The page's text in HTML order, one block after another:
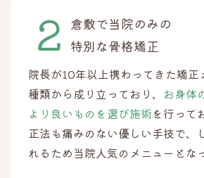
倉敷で当院のみの
特別な骨格矯正
院長が10年以上携わってきた矯正
種類から成り立っており、 お身体
より良いものを選び施術を行って
正法も痛みのない優しい手技で、
れるため当院人気のメニューとな